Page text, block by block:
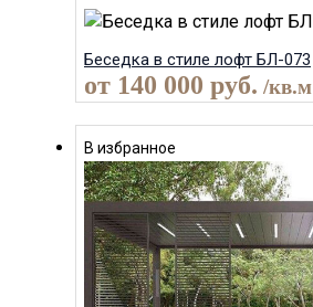
Беседка в стиле лофт БЛ-073
от 140 000 руб. /кв.м
В избранное